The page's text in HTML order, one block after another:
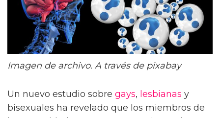
Imagen de archivo. A través de pixabay
Un nuevo estudio sobre gays, lesbianas y
bisexuales ha revelado que los miembros de